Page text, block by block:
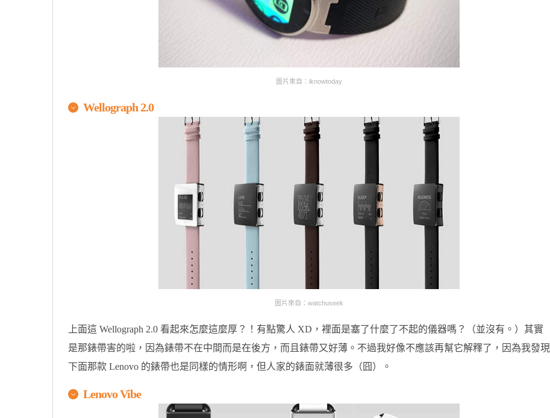
圖片來自：iknowtoday
Wellograph 2.0
圖片來自：watchuseek
上面這 Wellograph 2.0 看起來怎麼這麼厚？！有點驚人 XD，裡面是塞了什麼了不起的儀器嗎？（並沒有。）其實
是那錶帶害的啦，因為錶帶不在中間而是在後方，而且錶帶又好薄。不過我好像不應該再幫它解釋了，因為我發現
下面那款 Lenovo 的錶帶也是同樣的情形啊，但人家的錶面就薄很多（囧）。
Lenovo Vibe